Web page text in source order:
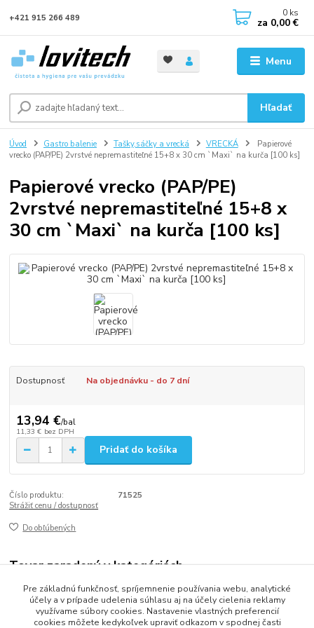
Menu
Hľadať
+421 915 266 489 0 ks
za 0,00 €
Úvod Gastro balenie Tašky,sáčky a vrecká VRECKÁ
Papierové
vrecko (PAP/PE) 2vrstvé nepremastiteľné 15+8 x 30 cm `Maxi` na kurča [100 ks]
Papierové vrecko (PAP/PE)
2vrstvé nepremastiteľné 15+8 x
30 cm `Maxi` na kurča [100 ks]
Dostupnosť Na objednávku - do 7 dní
13,94 €/bal
11,33 € bez DPH
Pridať do košíka
Číslo produktu:
71525
Strážiť cenu / dostupnosť
Do obľúbených
Tovar zaradený v kategóriách
VRECKÁ
Pre základnú funkčnosť, spríjemnenie používania webu, analytické
účely a v prípade udelenia súhlasu aj na účely cielenia reklamy
využívame súbory cookies. Nastavenie vlastných preferencií
cookies môžete kedykoľvek upraviť odkazom v spodnej časti